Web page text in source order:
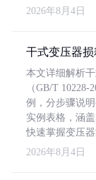
2026年8月4日
干式变压器
本文详细解析
（GB/T
例，分步骤说
实例表格，涵
快速掌握变压器
2026年8月4日